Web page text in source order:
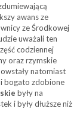
awans ze
ze Środkowej
uważali ten
codziennej
oraz rzymskie
natomiast
i bogato zdobione
były na
i były dłuższe niż